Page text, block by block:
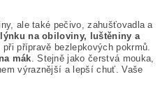
ale také pečivo, zahušťovadla a
na obiloviny, luštěniny a
přípravě bezlepkových pokrmů.
mák. Stejně jako čerstvá mouka,
výraznější a lepší chuť. Vaše